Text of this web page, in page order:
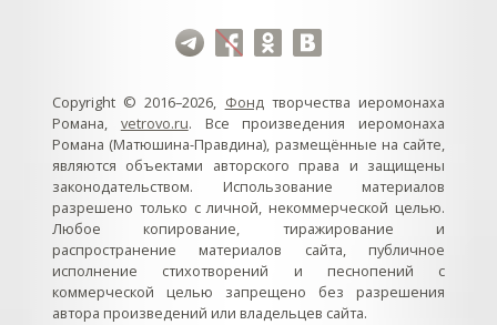
Copyright © 2016–2026, Фондтворчества иеромонаха
Романа, vetrovo.ru. Все произведения иеромонаха
Романа (Матюшина-Правдина), размещённые на сайте,
являются объектами авторского права и защищены
законодательством. Использование материалов
разрешено только с личной, некоммерческой целью.
Любое копирование, тиражирование и
распространение материалов сайта, публичное
исполнение стихотворений и песнопений с
коммерческой целью запрещено без разрешения
автора произведений или владельцев сайта.